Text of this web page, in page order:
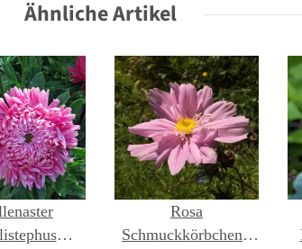
Ähnliche Artikel
Rosa
Schmuckkörbchen /